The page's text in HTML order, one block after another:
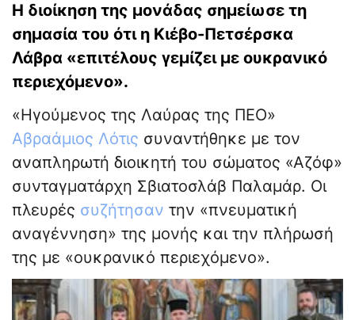
Η διοίκηση της μονάδας σημείωσε τη
σημασία του ότι η Κιέβο-Πετσέρσκα
Λάβρα «επιτέλους γεμίζει με ουκρανικό
περιεχόμενο».
«Ηγούμενος της Λαύρας της ΠΕΟ»
Αβραάμιος Λότις συναντήθηκε με τον
αναπληρωτή διοικητή του σώματος «Αζόφ»
συνταγματάρχη Σβιατοσλάβ Παλαμάρ. Οι
πλευρές συζήτησαν την «πνευματική
αναγέννηση» της μονής και την πλήρωσή
της με «ουκρανικό περιεχόμενο».